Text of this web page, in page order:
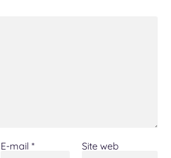
E-mail * Site web